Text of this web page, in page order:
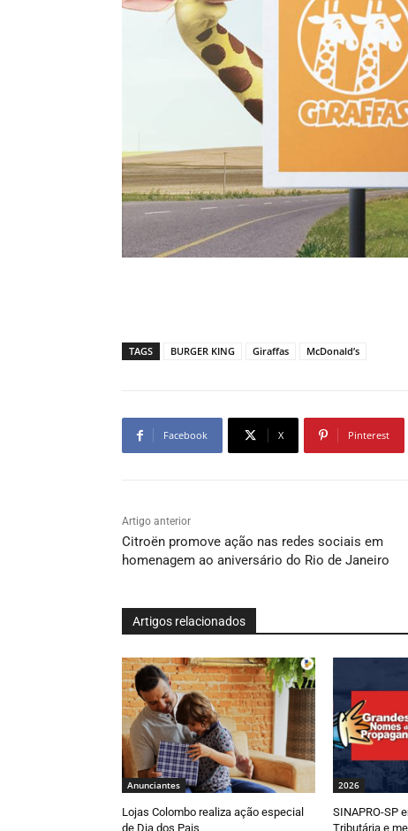
TAGS BURGER KING Giraffas McDonald’s
Facebook X Pinterest
Artigo anterior
Citroën promove ação nas redes sociais em
homenagem ao aniversário do Rio de Janeiro
Artigos relacionados
Anunciantes
Lojas Colombo realiza ação especial
de Dia dos Pais
2026
SINAPRO-SP
Tributária e